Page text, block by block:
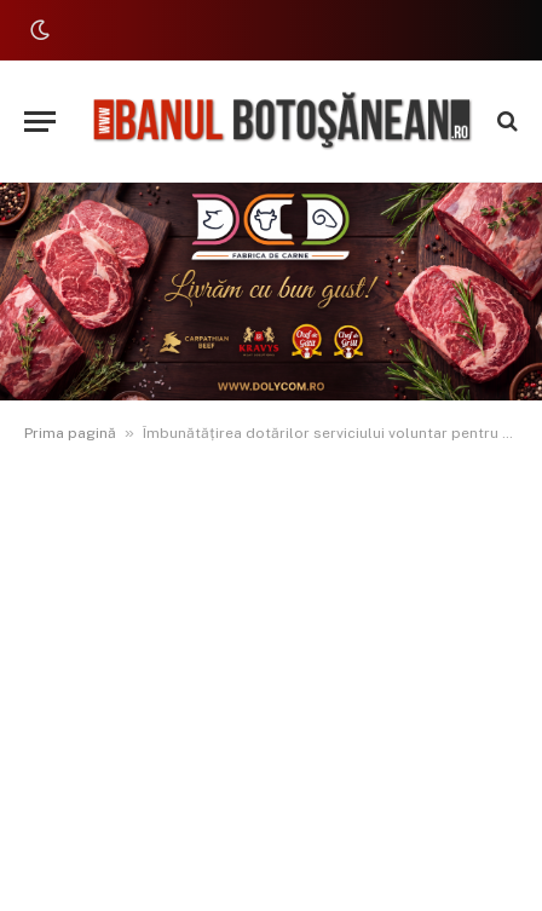
Prima pagină » Îmbunătățirea dotărilor serviciului voluntar pentru situații de urgență la nivelul Orașului Ștefănești